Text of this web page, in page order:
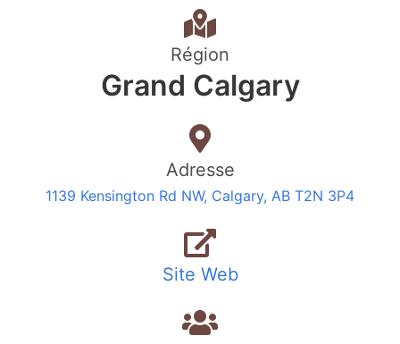
Région
Grand Calgary
Adresse
1139 Kensington Rd NW, Calgary, AB T2N 3P4
Site Web